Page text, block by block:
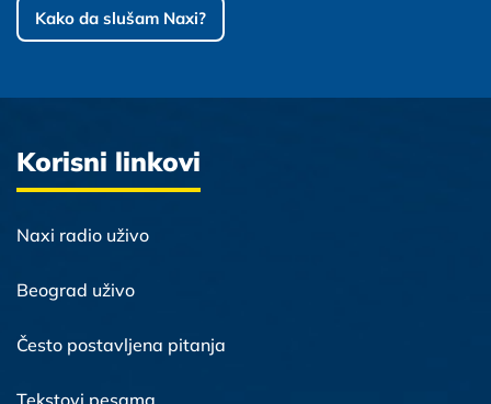
Kako da slušam Naxi?
Korisni linkovi
Naxi radio uživo
Beograd uživo
Često postavljena pitanja
Tekstovi pesama